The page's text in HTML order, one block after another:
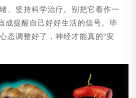
、坚持科学治疗。别把它看作一
成提醒自己好好生活的信号。毕
态调整好了，神经才能真的“安